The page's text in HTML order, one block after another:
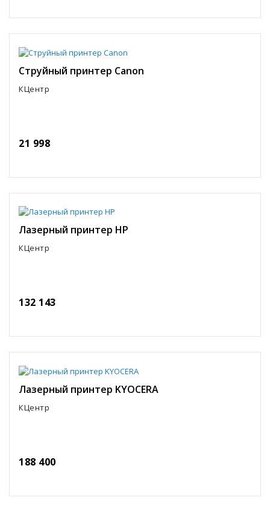
Струйный принтер Canon
КЦентр
21 998
Лазерный принтер HP
КЦентр
132 143
Лазерный принтер KYOCERA
КЦентр
188 400